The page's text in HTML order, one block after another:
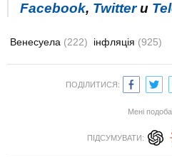
Facebook, Twitterи
Венесуела (222) інфляція (925)
ПОДІЛИТИСЯ:
Мені
ПІДСУМУВАТИ: